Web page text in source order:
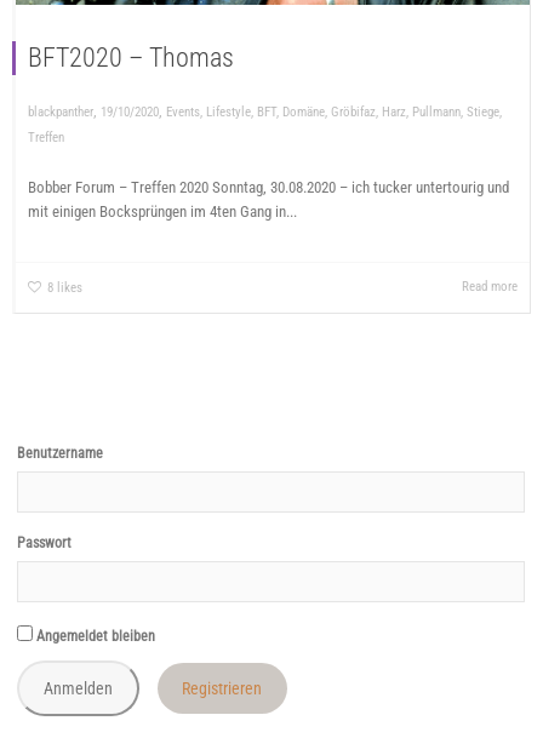
BFT2020 – Thomas
blackpanther 19/10/2020 Events Lifestyle BFT, Domäne Gröbifaz Harz Pullmann Stiege
Treffen
Bobber Forum – Treffen 2020 Sonntag, 30.08.2020 – ich tucker untertourig und
mit einigen Bocksprüngen im 4ten Gang in...
8 likes Read more
Benutzername
Passwort
Angemeldet bleiben
Registrieren